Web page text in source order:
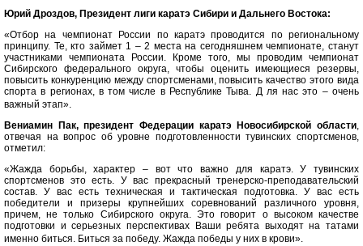
Юрий Дроздов, Президент лиги каратэ Сибири и Дальнего Востока:
«Отбор на чемпионат России по каратэ проводится по региональному
принципу. Те, кто займет 1 – 2 места на сегодняшнем чемпионате, станут
участниками чемпионата России. Кроме того, мы проводим чемпионат
Сибирского федерального округа, чтобы оценить имеющиеся резервы,
повысить конкуренцию между спортсменами, повысить качество этого вида
спорта в регионах, в том числе в Республике Тыва. Д ля нас это – очень
важный этап».
Вениамин Пак, президент Федерации каратэ Новосибирской области,
отвечая на вопрос об уровне подготовленности тувинских спортсменов,
отметил:
«Жажда борьбы, характер – вот что важно для каратэ. У тувинских
спортсменов это есть. У вас прекрасный тренерско-преподавательский
состав. У вас есть техническая и тактическая подготовка. У вас есть
победители и призеры крупнейших соревнований различного уровня,
причем, не только Сибирского округа. Это говорит о высоком качестве
подготовки и серьезных перспективах Ваши ребята выходят на татами
именно биться. Биться за победу. Жажда победы у них в крови».